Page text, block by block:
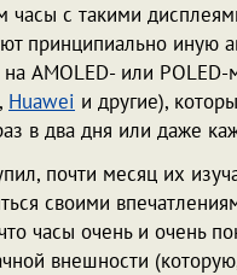
часы с такими
принципиально иную
AMOLED- или POLED-
, Huawei и другие),
в два дня или даже
почти месяц их
своими
часы очень и очень
внешности